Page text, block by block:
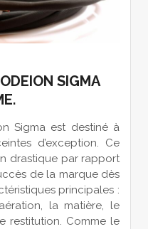
SIGMA
.
Sigma est destiné à
d’exception. Ce
drastique par rapport
de la marque dès
principales :
la matière, le
restitution. Comme le